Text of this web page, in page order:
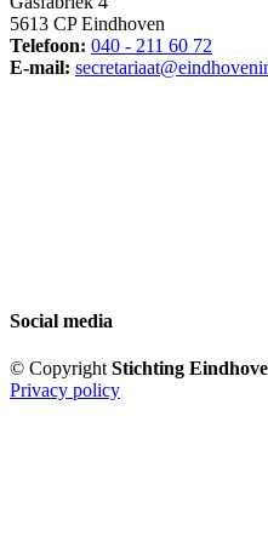
5613 CP Eindhoven
Telefoon: 040 - 211 60 72
E-mail:
Social media
© CopyrightStichting
Privacy policy